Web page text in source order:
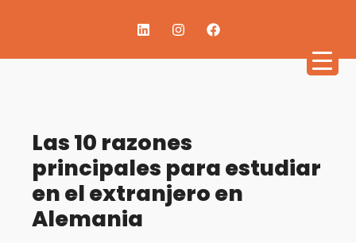
Las 10 razones
principales para estudiar
en el extranjero en
Alemania